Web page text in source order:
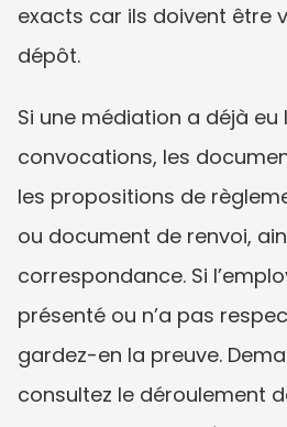
exacts car ils doivent être
dépôt.
Si une médiation a déjà eu
convocations, les
les propositions de
ou document de renvoi,
correspondance. Si
présenté ou n’a pas
gardez-en la preuve.
consultez le déroulement